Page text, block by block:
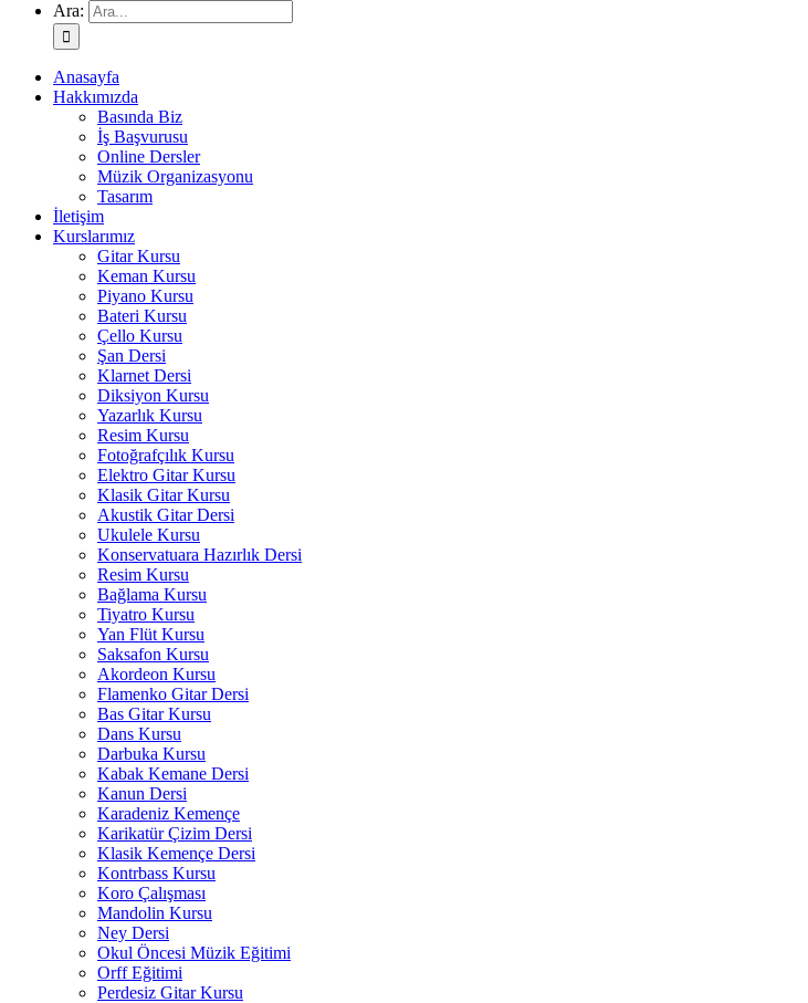
Ara:
Anasayfa
Hakkımızda
Basında Biz
İş Başvurusu
Online Dersler
Müzik Organizasyonu
Tasarım
İletişim
Kurslarımız
Gitar Kursu
Keman Kursu
Piyano Kursu
Bateri Kursu
Çello Kursu
Şan Dersi
Klarnet Dersi
Diksiyon Kursu
Yazarlık Kursu
Resim Kursu
Fotoğrafçılık Kursu
Elektro Gitar Kursu
Klasik Gitar Kursu
Akustik Gitar Dersi
Ukulele Kursu
Konservatuara Hazırlık Dersi
Resim Kursu
Bağlama Kursu
Tiyatro Kursu
Yan Flüt Kursu
Saksafon Kursu
Akordeon Kursu
Flamenko Gitar Dersi
Bas Gitar Kursu
Dans Kursu
Darbuka Kursu
Kabak Kemane Dersi
Kanun Dersi
Karadeniz Kemençe
Karikatür Çizim Dersi
Klasik Kemençe Dersi
Kontrbass Kursu
Koro Çalışması
Mandolin Kursu
Ney Dersi
Okul Öncesi Müzik Eğitimi
Orff Eğitimi
Perdesiz Gitar Kursu